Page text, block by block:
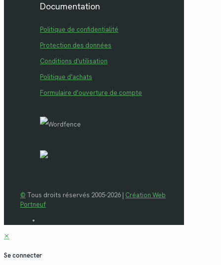
Documentation
Politique de confidentialité
Protection des données
Conditions d'utilisation
Politique d'achats
Formulaire d'ouverture de compte
© Tous droits réservés 2005-2026 | Création Web
Portneuf
✕
Se connecter